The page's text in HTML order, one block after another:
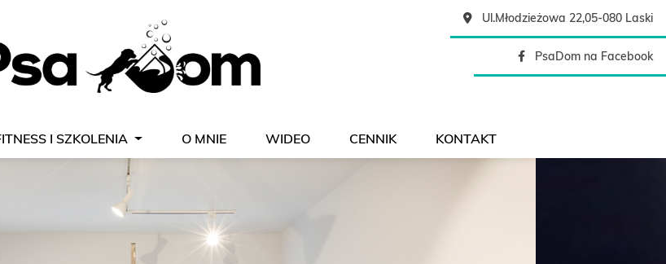
Ul.Młodzieżowa 22,05-080 Laski
PsaDom na Facebook
I SZKOLENIA O MNIE WIDEO CENNIK KONTAKT